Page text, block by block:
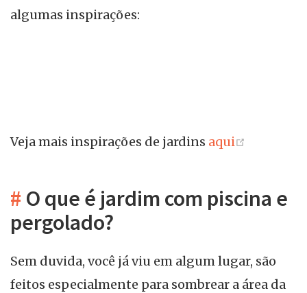
algumas inspirações:
Veja mais inspirações de jardins aqui
# O que é jardim com piscina e
pergolado?
Sem duvida, você já viu em algum lugar, são
feitos especialmente para sombrear a área da